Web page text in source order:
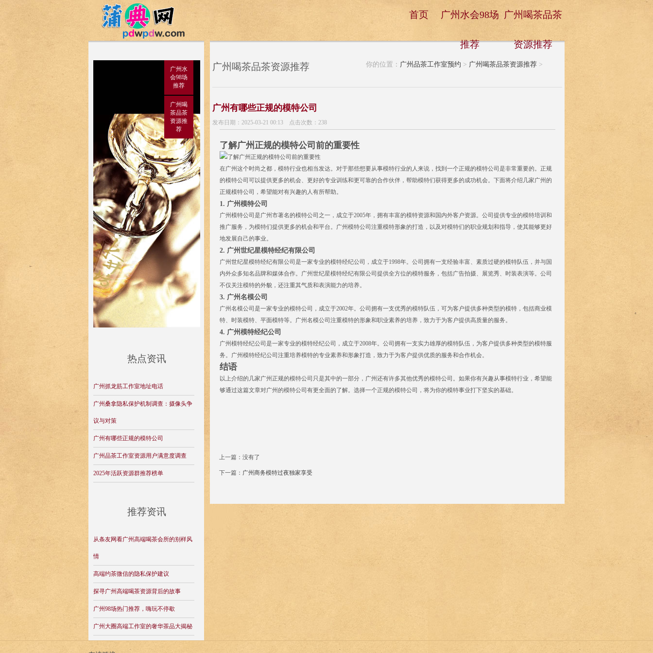
首页 广州水会98场
推荐
广州喝茶品茶
资源推荐
热点资讯
广州抓龙筋工作室地址电话
广州桑拿隐私保护机制调查：摄像头争
议与对策
广州有哪些正规的模特公司
广州品茶工作室资源用户满意度调查
2025年活跃资源群推荐榜单
推荐资讯
从条友网看广州高端喝茶会所的别样风
情
高端约茶微信的隐私保护建议
探寻广州高端喝茶资源背后的故事
广州98场热门推荐，嗨玩不停歇
广州大圈高端工作室的奢华茶品大揭秘
广州喝茶品茶资源推荐 你的位置： 广州品茶工作室预约 > 广州喝茶品茶资源推荐 >
广州水
会98场
推荐
广州喝
茶品茶
资源推
荐
广州有哪些正规的模特公司
发布日期：2025-03-21 00:13 点击次数：238
了解广州正规的模特公司前的重要性
在广州这个时尚之都，模特行业也相当发达。对于那些想要从事模特行业的人来说，找到一个正规的模特公司是非常重要的。正规
的模特公司可以提供更多的机会、更好的专业训练和更可靠的合作伙伴，帮助模特们获得更多的成功机会。下面将介绍几家广州的
正规模特公司，希望能对有兴趣的人有所帮助。
1. 广州模特公司
广州模特公司是广州市著名的模特公司之一，成立于2005年，拥有丰富的模特资源和国内外客户资源。公司提供专业的模特培训和
推广服务，为模特们提供更多的机会和平台。广州模特公司注重模特形象的打造，以及对模特们的职业规划和指导，使其能够更好
地发展自己的事业。
2. 广州世纪星模特经纪有限公司
广州世纪星模特经纪有限公司是一家专业的模特经纪公司，成立于1998年。公司拥有一支经验丰富、素质过硬的模特队伍，并与国
内外众多知名品牌和媒体合作。广州世纪星模特经纪有限公司提供全方位的模特服务，包括广告拍摄、展览秀、时装表演等。公司
不仅关注模特的外貌，还注重其气质和表演能力的培养。
3. 广州名模公司
广州名模公司是一家专业的模特公司，成立于2002年。公司拥有一支优秀的模特队伍，可为客户提供多种类型的模特，包括商业模
特、时装模特、平面模特等。广州名模公司注重模特的形象和职业素养的培养，致力于为客户提供高质量的服务。
4. 广州模特经纪公司
广州模特经纪公司是一家专业的模特经纪公司，成立于2008年。公司拥有一支实力雄厚的模特队伍，为客户提供多种类型的模特服
务。广州模特经纪公司注重培养模特的专业素养和形象打造，致力于为客户提供优质的服务和合作机会。
结语
以上介绍的几家广州正规的模特公司只是其中的一部分，广州还有许多其他优秀的模特公司。如果你有兴趣从事模特行业，希望能
够通过这篇文章对广州的模特公司有更全面的了解。选择一个正规的模特公司，将为你的模特事业打下坚实的基础。
上一篇：没有了
下一篇： 广州商务模特过夜独家享受